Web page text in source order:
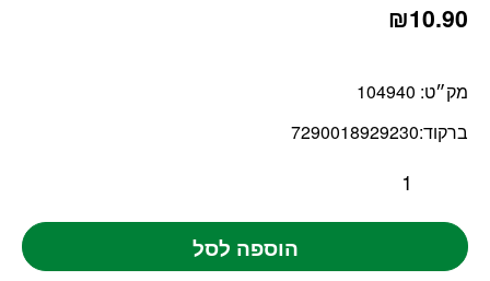
₪10.90
מק״ט: 104940
ברקוד:7290018929230
הוספה לסל